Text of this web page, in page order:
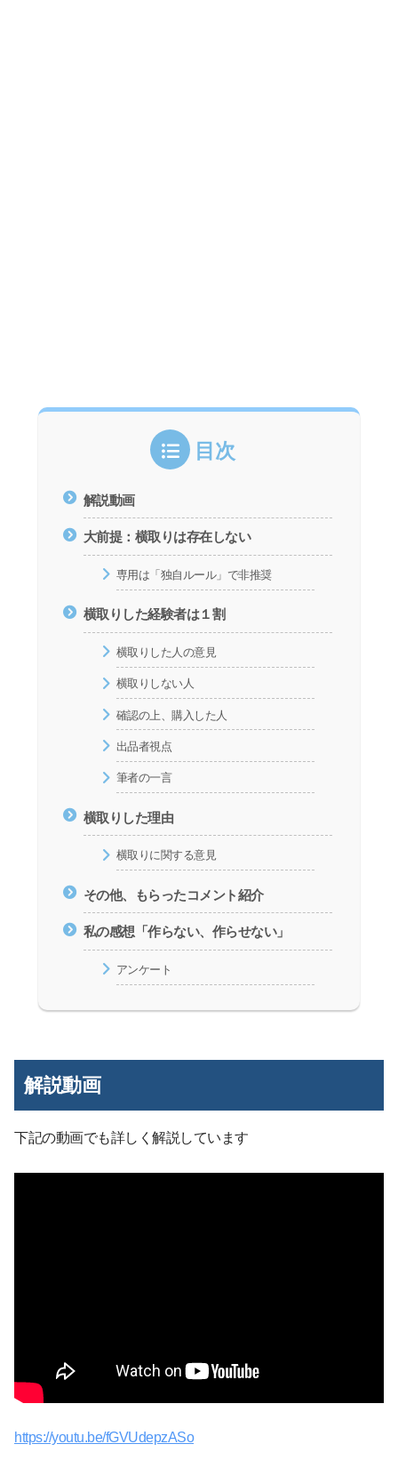
目次
解説動画
大前提：横取りは存在しない
専用は「独自ルール」で非推奨
横取りした経験者は１割
横取りした人の意見
横取りしない人
確認の上、購入した人
出品者視点
筆者の一言
横取りした理由
横取りに関する意見
その他、もらったコメント紹介
私の感想「作らない、作らせない」
アンケート
解説動画
下記の動画でも詳しく解説しています
https://youtu.be/fGVUdepzASo